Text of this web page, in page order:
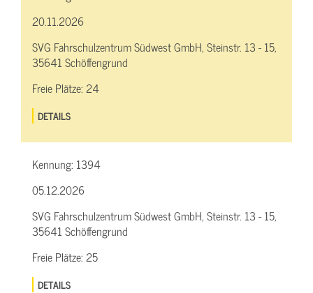
20.11.2026
SVG Fahrschulzentrum Südwest GmbH, Steinstr. 13 - 15,
35641 Schöffengrund
Freie Plätze:24
DETAILS
Kennung: 1394
05.12.2026
SVG Fahrschulzentrum Südwest GmbH, Steinstr. 13 - 15,
35641 Schöffengrund
Freie Plätze:25
DETAILS